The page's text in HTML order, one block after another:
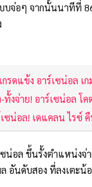
จ่อๆ จากนั้นนาทีที่
รดแข้ง อาร์เซน่อล เ
ทั้งจ่าย! อาร์เซน่อล โ
ซน่อล! เดแคลน ไรซ์
อล ขึ้นรั้งตำแหน่งจ่า
อันดับสอง ที่ลงเตะ